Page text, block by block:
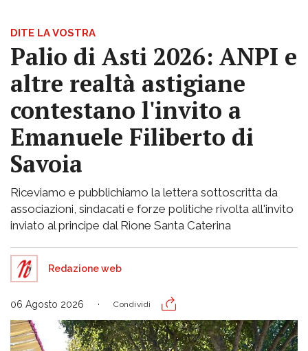
DITE LA VOSTRA
Palio di Asti 2026: ANPI e
altre realtà astigiane
contestano l'invito a
Emanuele Filiberto di
Savoia
Riceviamo e pubblichiamo la lettera sottoscritta da
associazioni, sindacati e forze politiche rivolta all'invito
inviato al principe dal Rione Santa Caterina
Redazione web
06 Agosto 2026 Condividi